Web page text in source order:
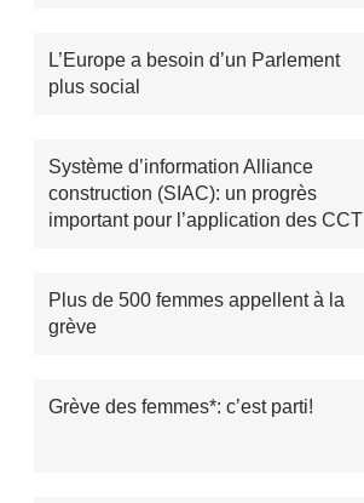
L’Europe a besoin d’un Parlement
plus social
Système d’information Alliance
construction (SIAC): un progrès
important pour l’application des CCT
Plus de 500 femmes appellent à la
grève
Grève des femmes*: c’est parti!